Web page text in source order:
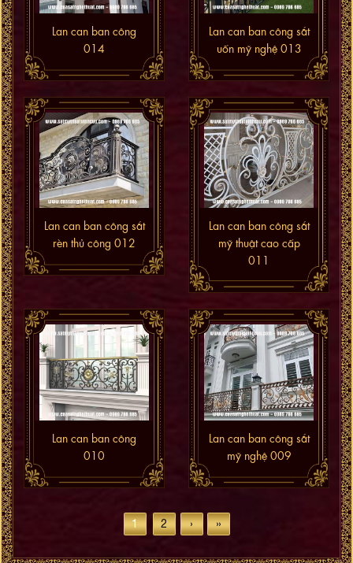
Lan can ban công
014
Lan can ban công sắt
uốn mỹ nghệ 013
Lan can ban công sắt
rèn thủ công 012
Lan can ban công sắt
mỹ thuật cao cấp
011
Lan can ban công
010
Lan can ban công sắt
mỹ nghệ 009
1 2 › »